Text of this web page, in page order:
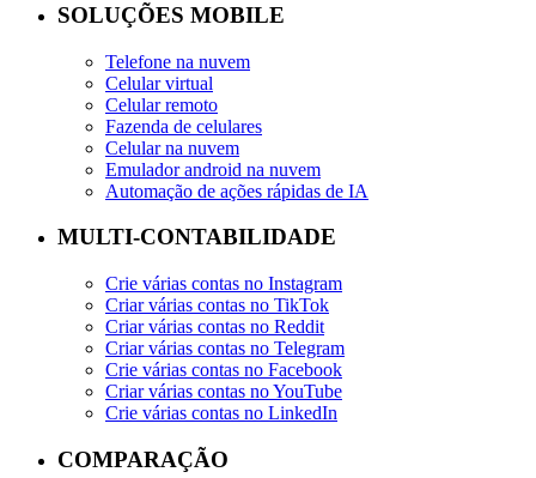
SOLUÇÕES MOBILE
Telefone na nuvem
Celular virtual
Celular remoto
Fazenda de celulares
Celular na nuvem
Emulador android na nuvem
Automação de ações rápidas de IA
MULTI-CONTABILIDADE
Crie várias contas no Instagram
Criar várias contas no TikTok
Criar várias contas no Reddit
Criar várias contas no Telegram
Crie várias contas no Facebook
Criar várias contas no YouTube
Crie várias contas no LinkedIn
COMPARAÇÃO